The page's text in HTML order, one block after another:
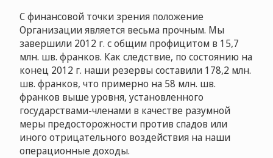
С финансовой точки зрения положение
Организации является весьма прочным. Мы
завершили 2012 г. с общим профицитом в 15,7
млн. шв. франков. Как следствие, по состоянию на
конец 2012 г. наши резервы составили 178,2 млн.
шв. франков, что примерно на 58 млн. шв.
франков выше уровня, установленного
государствами-членами в качестве разумной
меры предосторожности против спадов или
иного отрицательного воздействия на наши
операционные доходы.